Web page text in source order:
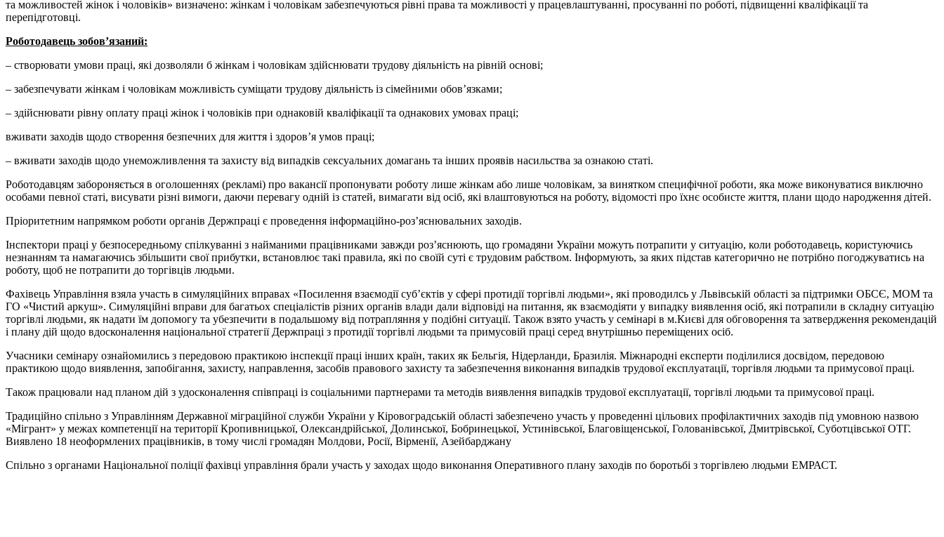
та можливостей жінок і чоловіків» визначено: жінкам і чоловікам забезпечуються рівні права та можливості у працевлаштуванні, просуванні по роботі, підвищенні кваліфікації та
перепідготовці.
Роботодавець зобов’язаний:
– створювати умови праці, які дозволяли б жінкам і чоловікам здійснювати трудову діяльність на рівній основі;
– забезпечувати жінкам і чоловікам можливість суміщати трудову діяльність із сімейними обов’язками;
– здійснювати рівну оплату праці жінок і чоловіків при однаковій кваліфікації та однакових умовах праці;
вживати заходів щодо створення безпечних для життя і здоров’я умов праці;
– вживати заходів щодо унеможливлення та захисту від випадків сексуальних домагань та інших проявів насильства за ознакою статі.
Роботодавцям забороняється в оголошеннях (рекламі) про вакансії пропонувати роботу лише жінкам або лише чоловікам, за винятком специфічної роботи, яка може виконуватися виключно
особами певної статі, висувати різні вимоги, даючи перевагу одній із статей, вимагати від осіб, які влаштовуються на роботу, відомості про їхнє особисте життя, плани щодо народження дітей.
Пріоритетним напрямком роботи органів Держпраці є проведення інформаційно-роз’яснювальних заходів.
Інспектори праці у безпосередньому спілкуванні з найманими працівниками завжди роз’яснюють, що громадяни України можуть потрапити у ситуацію, коли роботодавець, користуючись
незнанням та намагаючись збільшити свої прибутки, встановлює такі правила, які по своїй суті є трудовим рабством. Інформують, за яких підстав категорично не потрібно погоджуватись на
роботу, щоб не потрапити до торгівців людьми.
Фахівець Управління взяла участь в симуляційних вправах «Посилення взаємодії суб’єктів у сфері протидії торгівлі людьми», які проводилсь у Львівській області за підтримки ОБСЄ, МОМ та
ГО «Чистий аркуш». Симуляційні вправи для багатьох спеціалістів різних органів влади дали відповіді на питання, як взаємодіяти у випадку виявлення осіб, які потрапили в складну ситуацію
торгівлі людьми, як надати їм допомогу та убезпечити в подальшому від потрапляння у подібні ситуації. Також взято участь у семінарі в м.Києві для обговорення та затвердження рекомендацій
і плану дій щодо вдосконалення національної стратегії Держпраці з протидії торгівлі людьми та примусовій праці серед внутрішньо переміщених осіб.
Учасники семінару ознайомились з передовою практикою інспекції праці інших країн, таких як Бельгія, Нідерланди, Бразилія. Міжнародні експерти поділилися досвідом, передовою
практикою щодо виявлення, запобігання, захисту, направлення, засобів правового захисту та забезпечення виконання випадків трудової експлуатації, торгівля людьми та примусової праці.
Також працювали над планом дій з удосконалення співпраці із соціальними партнерами та методів виявлення випадків трудової експлуатації, торгівлі людьми та примусової праці.
Традиційно спільно з Управлінням Державної міграційної служби України у Кіровоградській області забезпечено участь у проведенні цільових профілактичних заходів під умовною назвою
«Мігрант» у межах компетенції на території Кропивницької, Олександрійської, Долинської, Бобринецької, Устинівської, Благовіщенської, Голованівської, Дмитрівської, Суботцівської ОТГ.
Виявлено 18 неоформлених працівників, в тому числі громадян Молдови, Росії, Вірменії, Азейбарджану
Спільно з органами Національної поліції фахівці управління брали участь у заходах щодо виконання Оперативного плану заходів по боротьбі з торгівлею людьми ЕМРАСТ.